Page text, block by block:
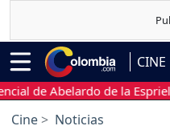
CINE
de Abelardo de la Espriella
Cine Noticias